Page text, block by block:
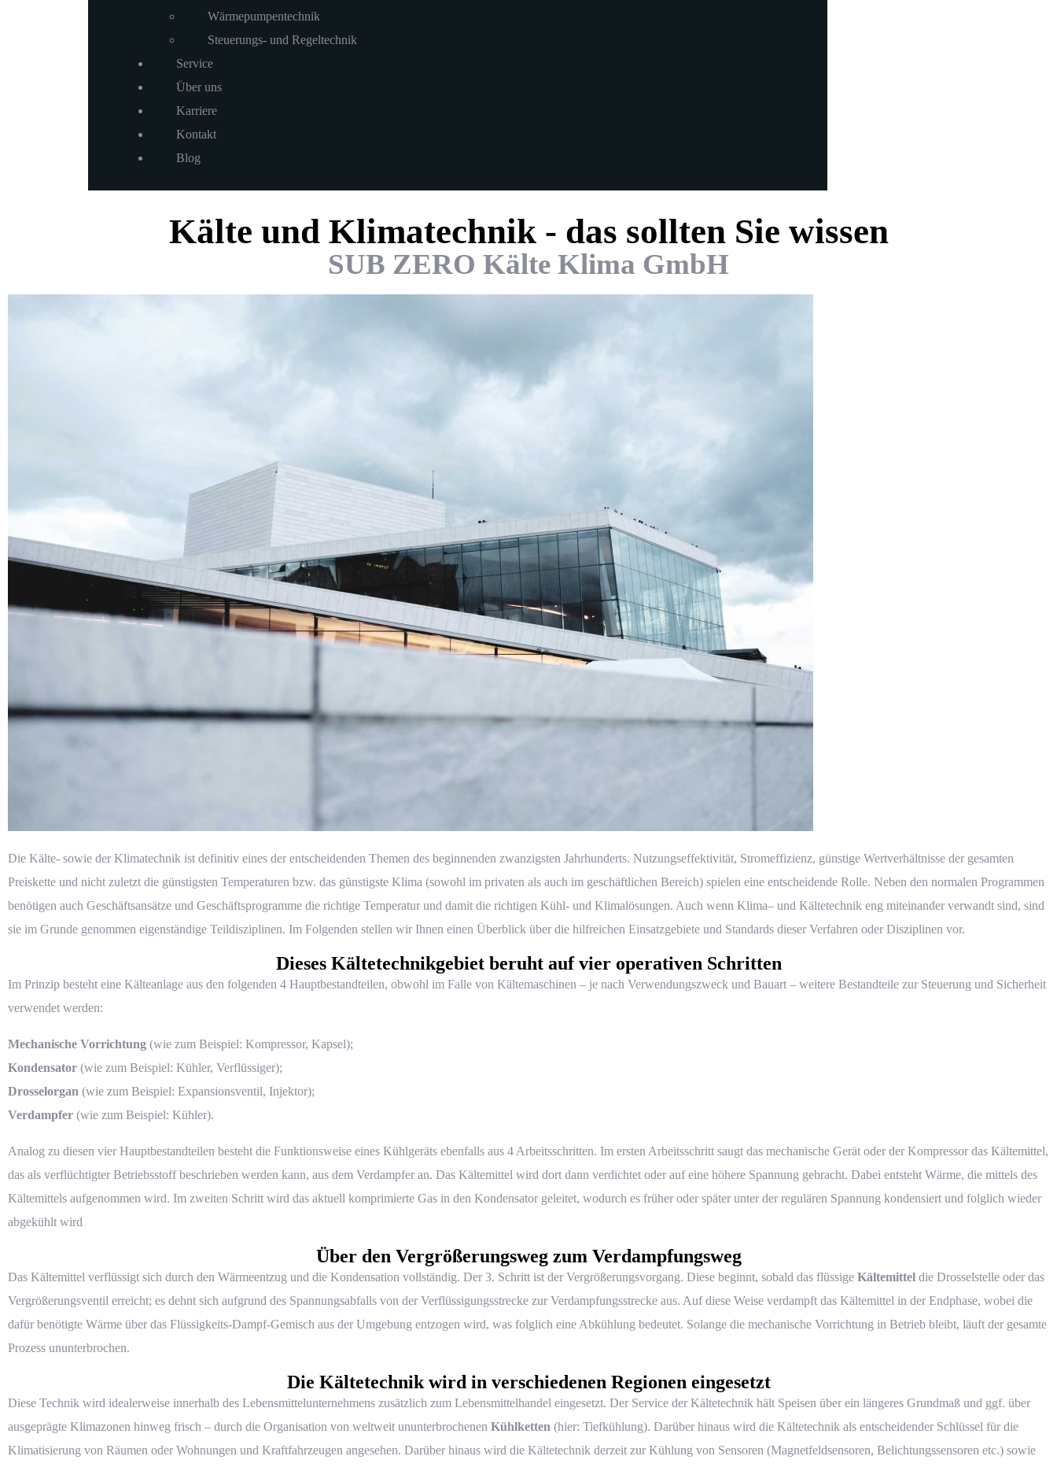
Wärmepumpentechnik
Steuerungs- und Regeltechnik
Service
Über uns
Karriere
Kontakt
Blog
Kälte und Klimatechnik - das sollten Sie wissen
SUB ZERO Kälte Klima GmbH
Die Kälte- sowie der Klimatechnik ist definitiv eines der entscheidenden Themen des beginnenden zwanzigsten Jahrhunderts. Nutzungseffektivität, Stromeffizienz, günstige Wertverhältnisse der gesamten
Preiskette und nicht zuletzt die günstigsten Temperaturen bzw. das günstigste Klima (sowohl im privaten als auch im geschäftlichen Bereich) spielen eine entscheidende Rolle. Neben den normalen Programmen
benötigen auch Geschäftsansätze und Geschäftsprogramme die richtige Temperatur und damit die richtigen Kühl- und Klimalösungen. Auch wenn Klima– und Kältetechnik eng miteinander verwandt sind, sind
sie im Grunde genommen eigenständige Teildisziplinen. Im Folgenden stellen wir Ihnen einen Überblick über die hilfreichen Einsatzgebiete und Standards dieser Verfahren oder Disziplinen vor.
Dieses Kältetechnikgebiet beruht auf vier operativen Schritten
Im Prinzip besteht eine Kälteanlage aus den folgenden 4 Hauptbestandteilen, obwohl im Falle von Kältemaschinen – je nach Verwendungszweck und Bauart – weitere Bestandteile zur Steuerung und Sicherheit
verwendet werden:
Mechanische Vorrichtung (wie zum Beispiel: Kompressor, Kapsel);
Kondensator (wie zum Beispiel: Kühler, Verflüssiger);
Drosselorgan (wie zum Beispiel: Expansionsventil, Injektor);
Verdampfer (wie zum Beispiel: Kühler).
Analog zu diesen vier Hauptbestandteilen besteht die Funktionsweise eines Kühlgeräts ebenfalls aus 4 Arbeitsschritten. Im ersten Arbeitsschritt saugt das mechanische Gerät oder der Kompressor das Kältemittel,
das als verflüchtigter Betriebsstoff beschrieben werden kann, aus dem Verdampfer an. Das Kältemittel wird dort dann verdichtet oder auf eine höhere Spannung gebracht. Dabei entsteht Wärme, die mittels des
Kältemittels aufgenommen wird. Im zweiten Schritt wird das aktuell komprimierte Gas in den Kondensator geleitet, wodurch es früher oder später unter der regulären Spannung kondensiert und folglich wieder
abgekühlt wird
Über den Vergrößerungsweg zum Verdampfungsweg
Das Kältemittel verflüssigt sich durch den Wärmeentzug und die Kondensation vollständig. Der 3. Schritt ist der Vergrößerungsvorgang. Diese beginnt, sobald das flüssige Kältemittel die Drosselstelle oder das
Vergrößerungsventil erreicht; es dehnt sich aufgrund des Spannungsabfalls von der Verflüssigungsstrecke zur Verdampfungsstrecke aus. Auf diese Weise verdampft das Kältemittel in der Endphase, wobei die
dafür benötigte Wärme über das Flüssigkeits-Dampf-Gemisch aus der Umgebung entzogen wird, was folglich eine Abkühlung bedeutet. Solange die mechanische Vorrichtung in Betrieb bleibt, läuft der gesamte
Prozess ununterbrochen.
Die Kältetechnik wird in verschiedenen Regionen eingesetzt
Diese Technik wird idealerweise innerhalb des Lebensmittelunternehmens zusätzlich zum Lebensmittelhandel eingesetzt. Der Service der Kältetechnik hält Speisen über ein längeres Grundmaß und ggf. über
ausgeprägte Klimazonen hinweg frisch – durch die Organisation von weltweit ununterbrochenen Kühlketten (hier: Tiefkühlung). Darüber hinaus wird die Kältetechnik als entscheidender Schlüssel für die
Klimatisierung von Räumen oder Wohnungen und Kraftfahrzeugen angesehen. Darüber hinaus wird die Kältetechnik derzeit zur Kühlung von Sensoren (Magnetfeldsensoren, Belichtungssensoren etc.) sowie